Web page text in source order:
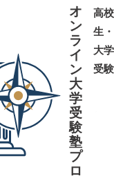
オ
ン
ラ
イ
ン
大
学
受
験
塾
プ
ロ
高校
生・
大学
受験